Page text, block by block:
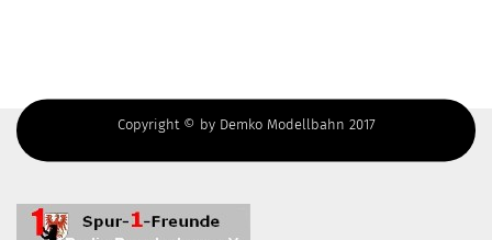
Copyright © by Demko Modellbahn 2017